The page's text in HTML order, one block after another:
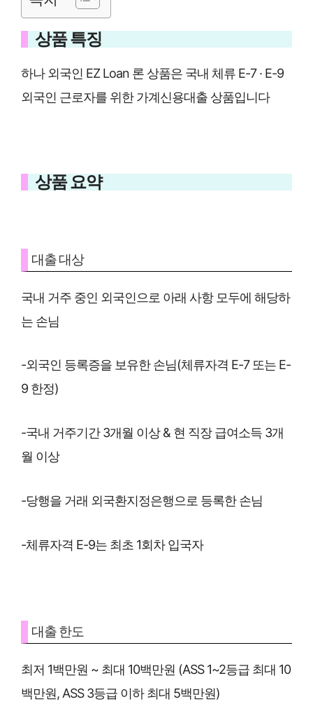
상품 특징
하나 외국인 EZ Loan 론 상품은 국내 체류 E-7 · E-9
외국인 근로자를 위한 가계신용대출 상품입니다
상품 요약
대출 대상
국내 거주 중인 외국인으로 아래 사항 모두에 해당하
는 손님
-외국인 등록증을 보유한 손님(체류자격 E-7 또는 E-
9 한정)
-국내 거주기간 3개월 이상 & 현 직장 급여소득 3개
월 이상
-당행을 거래 외국환지정은행으로 등록한 손님
-체류자격 E-9는 최초 1회차 입국자
대출 한도
최저 1백만원 ~ 최대 10백만원 (ASS 1~2등급 최대 10
백만원, ASS 3등급 이하 최대 5백만원)